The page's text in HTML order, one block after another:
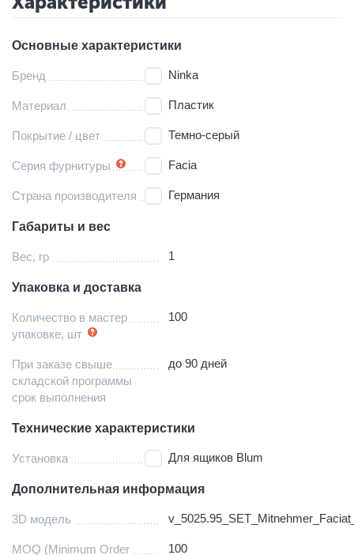
Основные характеристики
Бренд Ninka
Материал Пластик
Покрытие / цвет Темно-серый
Серия фурнитуры Facia
Страна производителя Германия
Габариты и вес
Вес, гр 1
Упаковка и доставка
Количество в мастер
упаковке, шт
100
При заказе свыше
складской программы
срок выполнения
до 90 дней
Технические характеристики
Установка Для ящиков Blum
Дополнительная информация
3D модель
MOQ (Minimum Order
100